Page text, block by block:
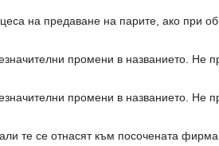
на предаване на парите, ако при
промени в названието. Не
промени в названието. Не
те се отнасят към посочената фирма.